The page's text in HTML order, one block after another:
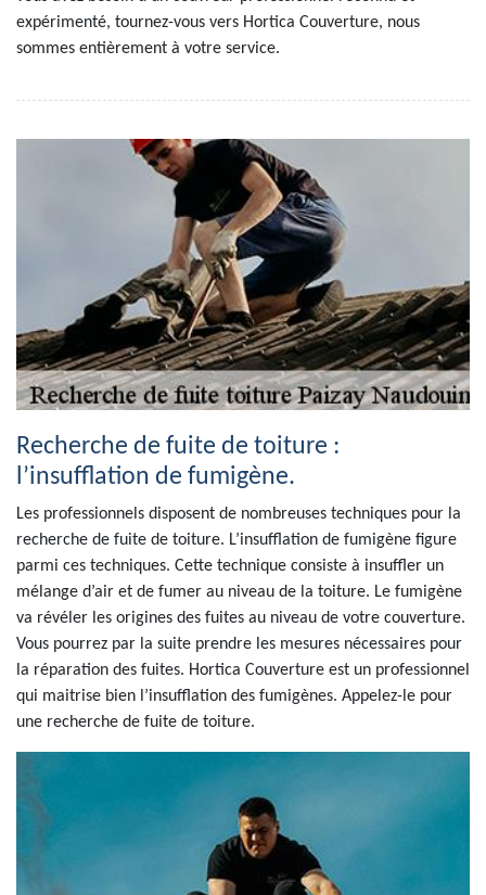
expérimenté, tournez-vous vers Hortica Couverture, nous
sommes entièrement à votre service.
Recherche de fuite de toiture :
l’insufflation de fumigène.
Les professionnels disposent de nombreuses techniques pour la
recherche de fuite de toiture. L’insufflation de fumigène figure
parmi ces techniques. Cette technique consiste à insuffler un
mélange d’air et de fumer au niveau de la toiture. Le fumigène
va révéler les origines des fuites au niveau de votre couverture.
Vous pourrez par la suite prendre les mesures nécessaires pour
la réparation des fuites. Hortica Couverture est un professionnel
qui maitrise bien l’insufflation des fumigènes. Appelez-le pour
une recherche de fuite de toiture.